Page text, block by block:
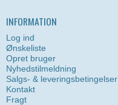
INFORMATION
Log ind
Ønskeliste
Opret bruger
Nyhedstilmeldning
Salgs- & leveringsbetingelser
Kontakt
Fragt